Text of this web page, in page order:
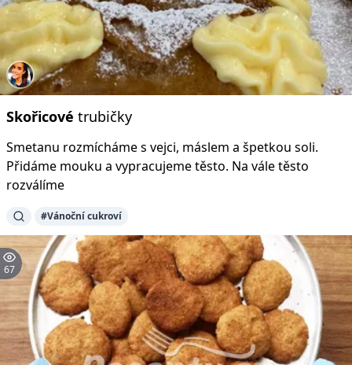
Skořicové trubičky
Smetanu rozmícháme s vejci, máslem a špetkou soli.
Přidáme mouku a vypracujeme těsto. Na vále těsto
rozválíme
#Vánoční cukroví
67